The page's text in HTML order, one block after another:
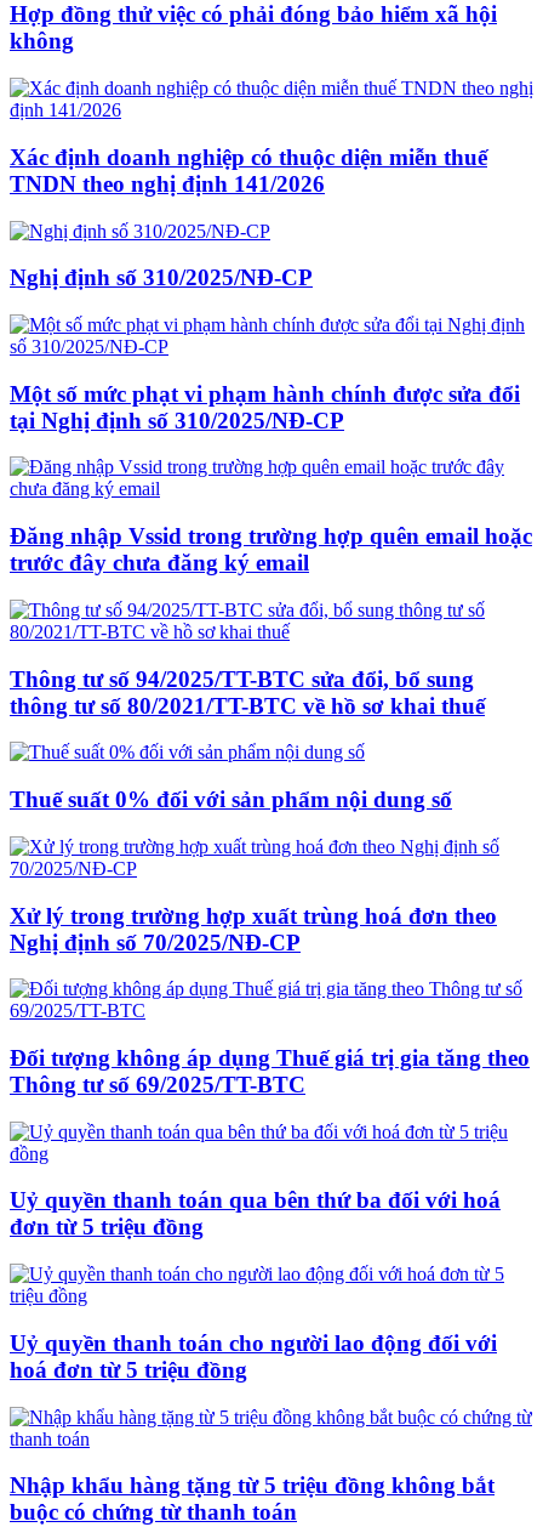
Hợp đồng thử việc có phải đóng bảo hiểm xã hội
không
Xác định doanh nghiệp có thuộc diện miễn thuế
TNDN theo nghị định 141/2026
Nghị định số 310/2025/NĐ-CP
Một số mức phạt vi phạm hành chính được sửa đổi
tại Nghị định số 310/2025/NĐ-CP
Đăng nhập Vssid trong trường hợp quên email hoặc
trước đây chưa đăng ký email
Thông tư số 94/2025/TT-BTC sửa đổi, bổ sung
thông tư số 80/2021/TT-BTC về hồ sơ khai thuế
Thuế suất 0% đối với sản phẩm nội dung số
Xử lý trong trường hợp xuất trùng hoá đơn theo
Nghị định số 70/2025/NĐ-CP
Đối tượng không áp dụng Thuế giá trị gia tăng theo
Thông tư số 69/2025/TT-BTC
Uỷ quyền thanh toán qua bên thứ ba đối với hoá
đơn từ 5 triệu đồng
Uỷ quyền thanh toán cho người lao động đối với
hoá đơn từ 5 triệu đồng
Nhập khẩu hàng tặng từ 5 triệu đồng không bắt
buộc có chứng từ thanh toán